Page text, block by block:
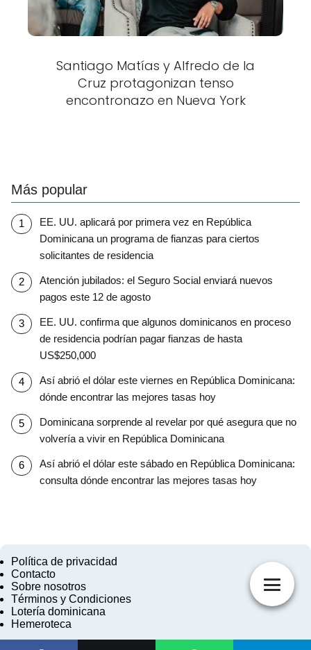
Santiago Matías y Alfredo de la
Cruz protagonizan tenso
encontronazo en Nueva York
Más popular
EE. UU. aplicará por primera vez en República
Dominicana un programa de fianzas para ciertos
solicitantes de residencia
Atención jubilados: el Seguro Social enviará nuevos
pagos este 12 de agosto
EE. UU. confirma que algunos dominicanos en proceso
de residencia podrían pagar fianzas de hasta
US$250,000
Así abrió el dólar este viernes en República Dominicana:
dónde encontrar las mejores tasas hoy
Dominicana sorprende al revelar por qué asegura que no
volvería a vivir en República Dominicana
Así abrió el dólar este sábado en República Dominicana:
consulta dónde encontrar las mejores tasas hoy
Política de privacidad
Contacto
Sobre nosotros
Términos y Condiciones
Lotería dominicana
Hemeroteca